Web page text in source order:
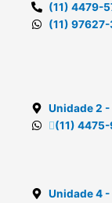
(11) 4479-
(11)
Unidade 2 -
(11)
Unidade 4 -